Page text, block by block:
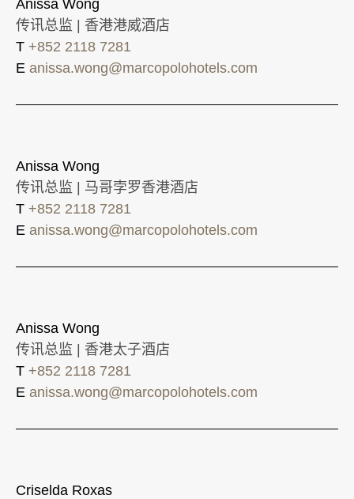
Anissa Wong
传讯总监 | 香港港威酒店
T +852 2118 7281
E anissa.wong@marcopolohotels.com
Anissa Wong
传讯总监 | 马哥孛罗香港酒店
T +852 2118 7281
E anissa.wong@marcopolohotels.com
Anissa Wong
传讯总监 | 香港太子酒店
T +852 2118 7281
E anissa.wong@marcopolohotels.com
Criselda Roxas